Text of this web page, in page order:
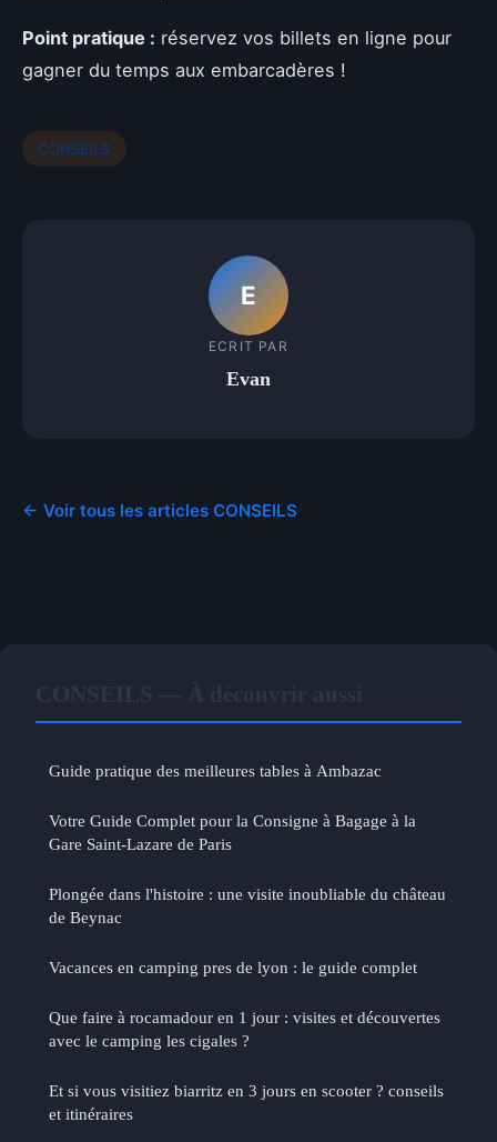
Point pratique : réservez vos billets en ligne pour
gagner du temps aux embarcadères !
CONSEILS
E
ECRIT PAR
Evan
← Voir tous les articles CONSEILS
Guide pratique des meilleures tables à Ambazac
Votre Guide Complet pour la Consigne à Bagage à la
Gare Saint-Lazare de Paris
Plongée dans l'histoire : une visite inoubliable du château
de Beynac
Vacances en camping pres de lyon : le guide complet
Que faire à rocamadour en 1 jour : visites et découvertes
avec le camping les cigales ?
Et si vous visitiez biarritz en 3 jours en scooter ? conseils
et itinéraires